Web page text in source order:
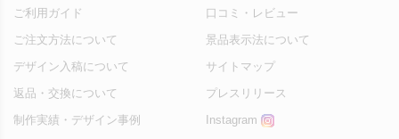
ご利用ガイド
ご注文方法について
デザイン入稿について
返品・交換について
制作実績・デザイン事例
口コミ・レビュー
景品表示法について
サイトマップ
プレスリリース
Instagram